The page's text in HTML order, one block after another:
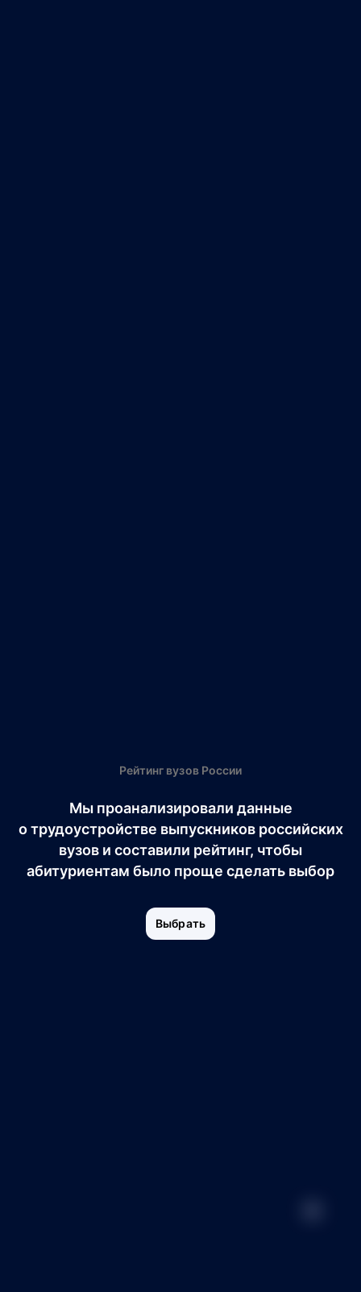
Рейтинг вузов России
Мы проанализировали данные
о трудоустройстве выпускников российских
вузов и составили рейтинг, чтобы
абитуриентам было проще сделать выбор
Выбрать